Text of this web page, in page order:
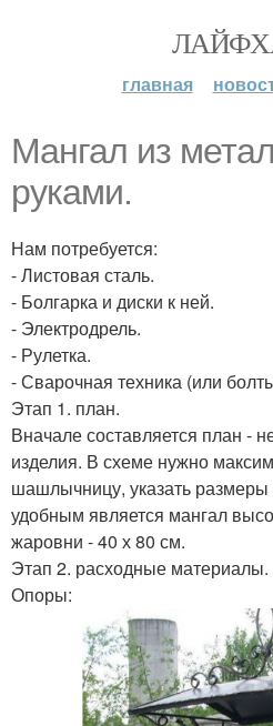
главная
Мангал из
руками.
Нам потребуется:
- Листовая сталь.
- Болгарка и диски к ней.
- Электродрель.
- Рулетка.
- Сварочная техника (или
Этап 1. план.
Вначале составляется план -
изделия. В схеме нужно
шашлычницу, указать
удобным является мангал
жаровни - 40 х 80 см.
Этап 2. расходные материалы.
Опоры: